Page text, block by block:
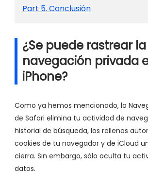
Part 5. Conclusión
¿Se puede rastrear la
navegación privada
iPhone?
Como ya hemos mencionado, la
de Safari elimina tu actividad de
historial de búsqueda, los rellenos
cookies de tu navegador y de iCloud
cierra. Sin embargo, sólo oculta tu
datos.